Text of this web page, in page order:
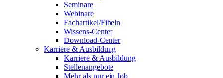
Seminare
Webinare
Fachartikel/Fibeln
Wissens-Center
Download-Center
Karriere & Ausbildung
Karriere & Ausbildung
Stellenangebote
Mehr als nur ein Job